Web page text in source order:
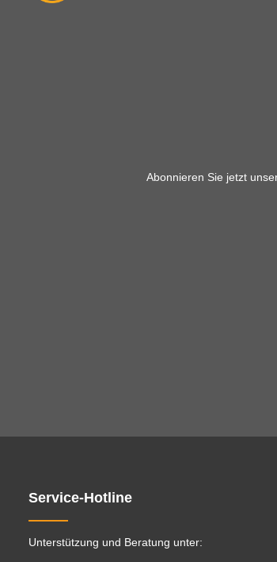
Abonnieren Sie jetzt
Service-Hotline
Unterstützung und Beratung unter: